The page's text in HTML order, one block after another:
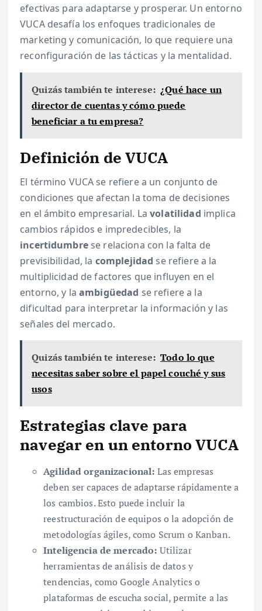
efectivas para adaptarse y prosperar. Un entorno
VUCA desafía los enfoques tradicionales de
marketing y comunicación, lo que requiere una
reconfiguración de las tácticas y la mentalidad.
Quizás también te interese: ¿Qué hace un
director de cuentas y cómo puede
beneficiar a tu empresa?
Definición de VUCA
El término VUCA se refiere a un conjunto de
condiciones que afectan la toma de decisiones
en el ámbito empresarial. Lavolatilidad implica
cambios rápidos e impredecibles, la
incertidumbrese relaciona con la falta de
previsibilidad, la complejidad se refiere a la
multiplicidad de factores que influyen en el
entorno, y laambigüedad se refiere a la
dificultad para interpretar la información y las
señales del mercado.
Quizás también te interese: Todo lo que
necesitas saber sobre el papel couché y sus
usos
Estrategias clave para
navegar en un entorno VUCA
Agilidad organizacional: Las empresas
deben ser capaces de adaptarse rápidamente a
los cambios. Esto puede incluir la
reestructuración de equipos o la adopción de
metodologías ágiles, como Scrum o Kanban.
Inteligencia de mercado: Utilizar
herramientas de análisis de datos y
tendencias, como Google Analytics o
plataformas de escucha social, permite a las